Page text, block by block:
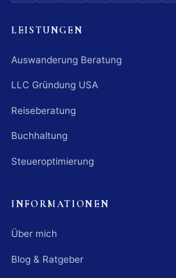
LEISTUNGEN
Auswanderung Beratung
LLC Gründung USA
Reiseberatung
Buchhaltung
Steueroptimierung
INFORMATIONEN
Über mich
Blog & Ratgeber